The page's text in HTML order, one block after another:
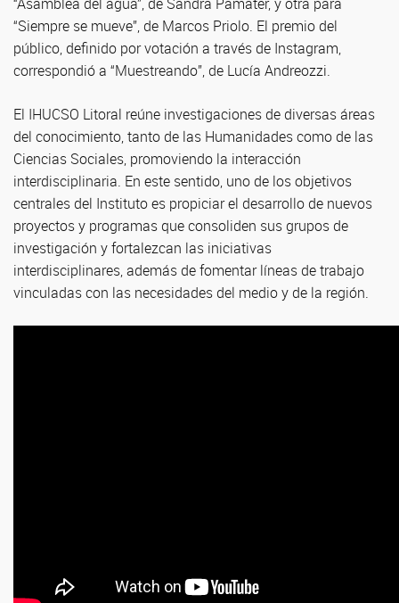
“Siempre se mueve”, de Marcos Priolo. El premio del
público, definido por votación a través de Instagram,
correspondió a “Muestreando”, de Lucía Andreozzi.
El IHUCSO Litoral reúne investigaciones de diversas áreas
del conocimiento, tanto de las Humanidades como de las
Ciencias Sociales, promoviendo la interacción
interdisciplinaria. En este sentido, uno de los objetivos
centrales del Instituto es propiciar el desarrollo de nuevos
proyectos y programas que consoliden sus grupos de
investigación y fortalezcan las iniciativas
interdisciplinares, además de fomentar líneas de trabajo
vinculadas con las necesidades del medio y de la región.